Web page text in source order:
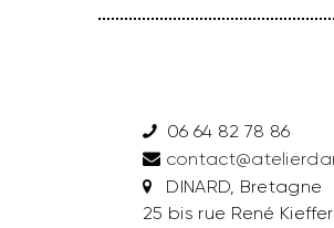
06 64 82 78 86
DINARD, Bretagne
25 bis rue René Kieffer